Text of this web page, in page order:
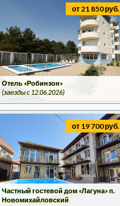
от 21 850 руб.
Отель «Робинзон»
(заезды c 12.06.2026)
от 19 700 руб.
Частный гостевой дом «Лагуна» п.
Новомихайловский